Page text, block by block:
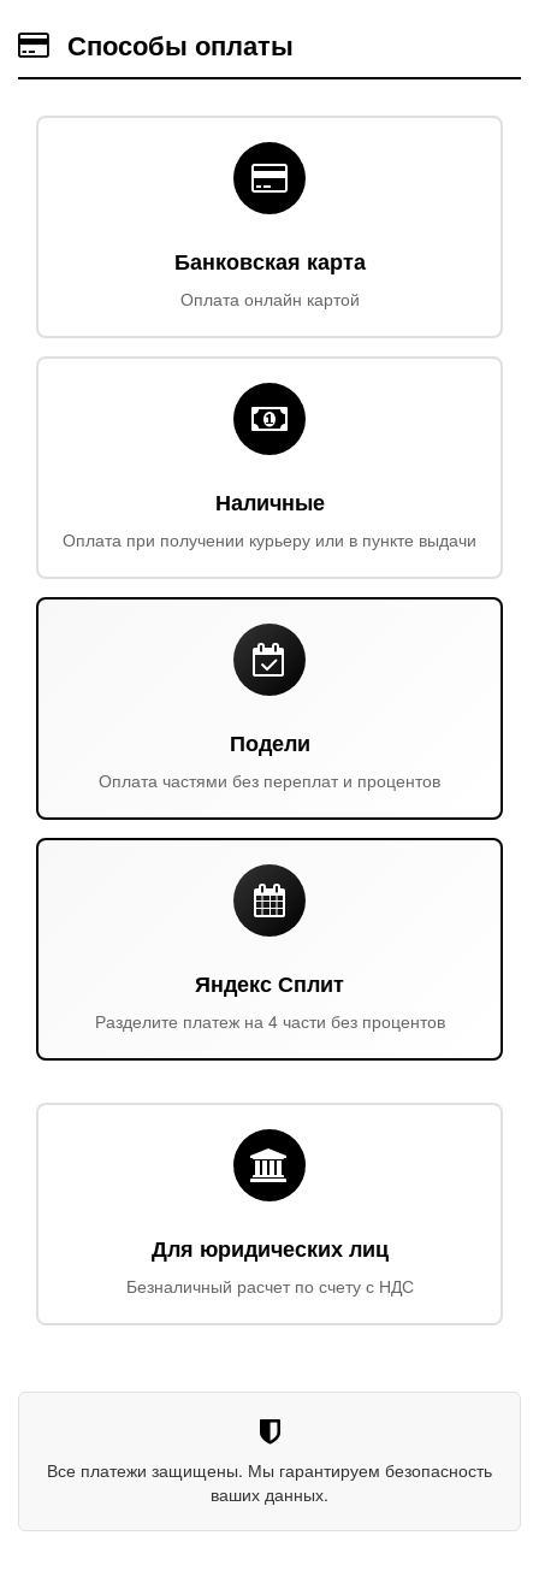
Способы оплаты
Банковская карта
Оплата онлайн картой
Наличные
Оплата при получении курьеру или в пункте выдачи
Подели
Оплата частями без переплат и процентов
Яндекс Сплит
Разделите платеж на 4 части без процентов
Для юридических лиц
Безналичный расчет по счету с НДС
Все платежи защищены. Мы гарантируем безопасность
ваших данных.